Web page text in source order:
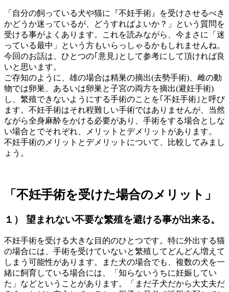
「自分の飼っている犬や猫に『不妊手術』を受けさせるべき
かどうか迷っているが、どうすればよいか？」という質問を
受ける事がよくあります。これを読みながら、今まさに「迷
っている最中」という方もいらっしゃるかもしれませんね。
今回のお話は、ひとつの｢意見｣として参考にして頂ければ良
いと思います。
ご存知のように、雄の場合は精巣の摘出(去勢手術)、雌の動
物では卵巣、あるいは卵巣と子宮の両方を摘出(避妊手術)
し、繁殖できないようにする手術のことを｢不妊手術｣と呼び
ます。不妊手術はそれ程難しい手術ではありませんが、当然
ながら全身麻酔をかける必要があり、手術をする場合としな
い場合とでそれぞれ、メリットとデメリットがあります。
不妊手術のメリットとデメリットについて、比較してみまし
ょう。
「不妊手術を受けた場合のメリット」
１） 望まれない不要な繁殖を避ける事が出来る。
不妊手術を受ける大きな目的のひとつです。特に外出する猫
の場合には、手術を受けていないと繁殖してどんどん増えて
しまう可能性があります。また犬の場合でも、複数の犬を一
緒に飼育している場合には、「知らないうちに妊娠してい
た」などということがあります。「まだ子犬だから大丈夫だ